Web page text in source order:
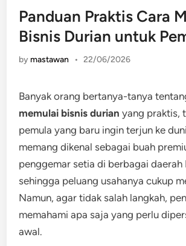
Panduan Praktis Cara
Bisnis Durian untuk
by mastawan • 22/06/2026
Banyak orang bertanya-tanya
memulai bisnis durian yang praktis,
pemula yang baru ingin terjun ke
memang dikenal sebagai buah
penggemar setia di berbagai daerah
sehingga peluang usahanya cukup
Namun, agar tidak salah langkah,
memahami apa saja yang perlu
awal.